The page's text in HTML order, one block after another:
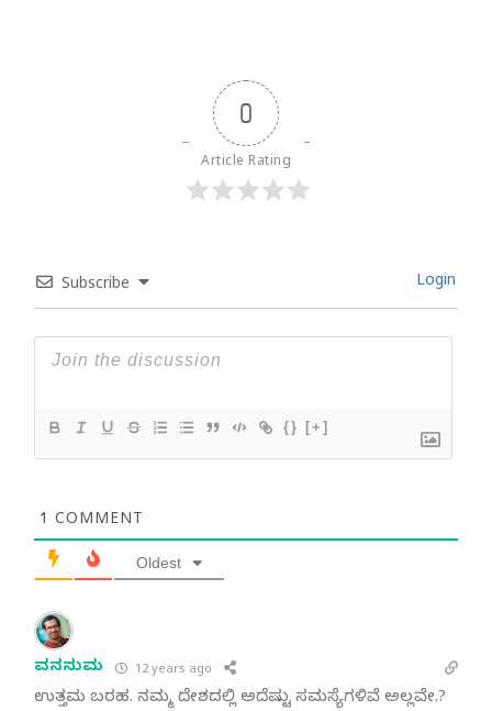
0
Article Rating
Subscribe Login
{} [+]
1 COMMENT
Oldest
ವನಸುಮ 12 years ago
ಉತ್ತಮ ಬರಹ. ನಮ್ಮ ದೇಶದಲ್ಲಿ ಅದೆಷ್ಟು ಸಮಸ್ಯೆಗಳಿವೆ ಅಲ್ಲವೇ.?